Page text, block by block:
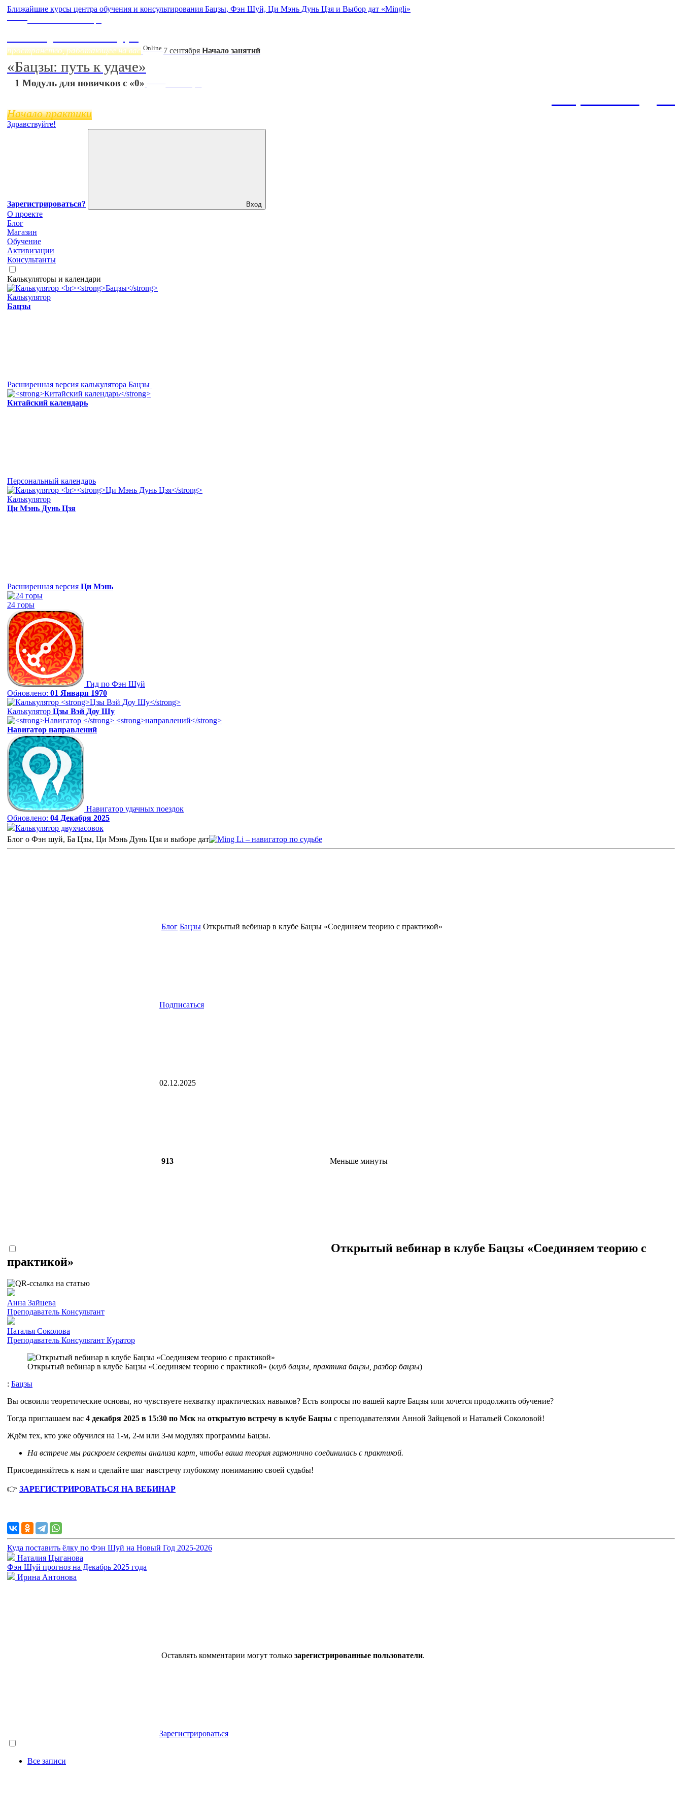
Ближайшие курсы центра обучения и консультирования Бацзы, Фэн Шуй, Ци Мэнь Дунь Цзя и Выбор дат «Mingli»
пространство, работающее на вас Online 7 сентября Начало занятий
«Бацзы: путь к удаче»
1 Модуль для новичков с «0» 11 ноября
Начало практики
Здравствуйте!
Зарегистрироваться? Вход
О проекте
Блог
Магазин
Обучение
Активизации
Консультанты
Калькуляторы и календари
Калькулятор
Бацзы
Расширенная версия калькулятора Бацзы
Китайский календарь
Персональный календарь
Калькулятор
Ци Мэнь Дунь Цзя
Расширенная версия Ци Мэнь
24 горы
Гид по Фэн Шуй
Обновлено: 01 Января 1970
Калькулятор Цзы Вэй Доу Шу
Навигатор направлений
Навигатор удачных поездок
Обновлено: 04 Декабря 2025
Калькулятор двухчасовок
Блог о Фэн шуй, Ба Цзы, Ци Мэнь Дунь Цзя и выборе дат
Блог Бацзы Открытый вебинар в клубе Бацзы «Соединяем теорию с практикой»
Подписаться
02.12.2025
913 Меньше минуты
Открытый вебинар в клубе Бацзы «Соединяем теорию с
практикой»
Анна Зайцева
Преподаватель Консультант
Наталья Соколова
Преподаватель Консультант Куратор
Открытый вебинар в клубе Бацзы «Соединяем теорию с практикой» (клуб бацзы, практика бацзы, разбор бацзы)
: Бацзы
Вы освоили теоретические основы, но чувствуете нехватку практических навыков? Есть вопросы по вашей карте Бацзы или хочется продолжить обучение?
Тогда приглашаем вас 4 декабря 2025 в 15:30 по Мск на открытую встречу в клубе Бацзы с преподавателями Анной Зайцевой и Натальей Соколовой!
Ждём тех, кто уже обучился на 1-м, 2-м или 3-м модулях программы Бацзы.
На встрече мы раскроем секреты анализа карт, чтобы ваша теория гармонично соединилась с практикой.
Присоединяйтесь к нам и сделайте шаг навстречу глубокому пониманию своей судьбы!
👉 ЗАРЕГИСТРИРОВАТЬСЯ НА ВЕБИНАР
Куда поставить ёлку по Фэн Шуй на Новый Год 2025-2026
Наталия Цыганова
Фэн Шуй прогноз на Декабрь 2025 года
Ирина Антонова
Оставлять комментарии могут только зарегистрированные пользователи.
Зарегистрироваться
Все записи